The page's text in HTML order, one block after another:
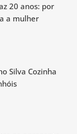
20 anos: por
a mulher
Silva Cozinha